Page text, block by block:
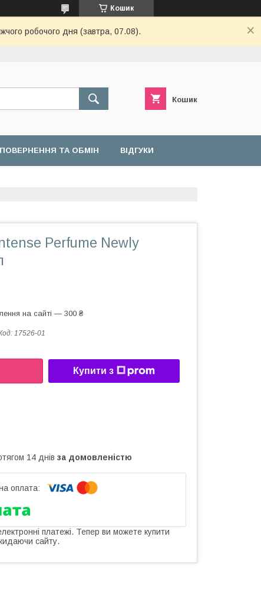
Кошик
робочого дня (завтра, 07.08).
Кошик
ПОВЕРНЕННЯ ТА ОБМІН ВІДГУКИ
Perfume Newly
на сайті — 300 ₴
17526-01
Купити з
14 днів за домовленістю
платежі. Тепер ви можете купити
сайту.